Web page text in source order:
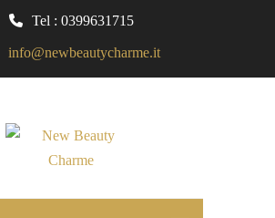
Tel : 0399631715
info@newbeautycharme.it